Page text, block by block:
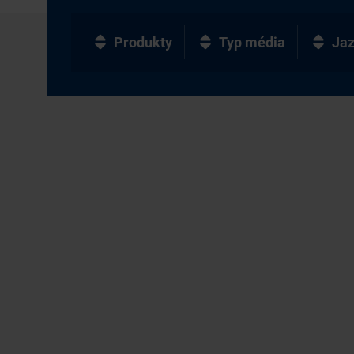
Produkty Typ média